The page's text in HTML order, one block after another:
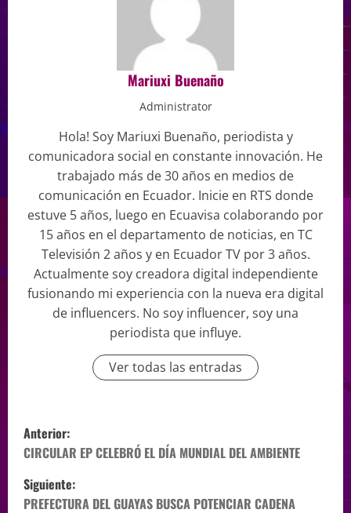
Mariuxi Buenaño
Administrator
Hola! Soy Mariuxi Buenaño, periodista y
comunicadora social en constante innovación. He
trabajado más de 30 años en medios de
comunicación en Ecuador. Inicie en RTS donde
estuve 5 años, luego en Ecuavisa colaborando por
15 años en el departamento de noticias, en TC
Televisión 2 años y en Ecuador TV por 3 años.
Actualmente soy creadora digital independiente
fusionando mi experiencia con la nueva era digital
de influencers. No soy influencer, soy una
periodista que influye.
Ver todas las entradas
Anterior:
CIRCULAR EP CELEBRÓ EL DÍA MUNDIAL DEL AMBIENTE
Siguiente:
PREFECTURA DEL GUAYAS BUSCA POTENCIAR CADENA